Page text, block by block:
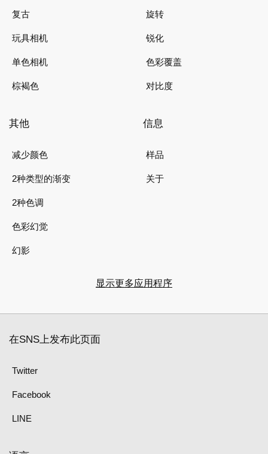
复古
玩具相机
单色相机
棕褐色
旋转
锐化
色彩覆盖
对比度
其他
减少颜色
2种类型的渐变
2种色调
色彩幻觉
幻影
信息
样品
关于
显示更多应用程序
在SNS上发布此页面
Twitter
Facebook
LINE